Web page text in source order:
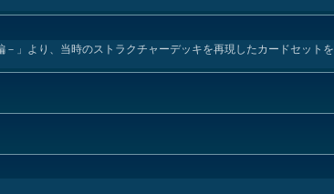
」より、当時のストラクチャーデッキを再現したカードセットを